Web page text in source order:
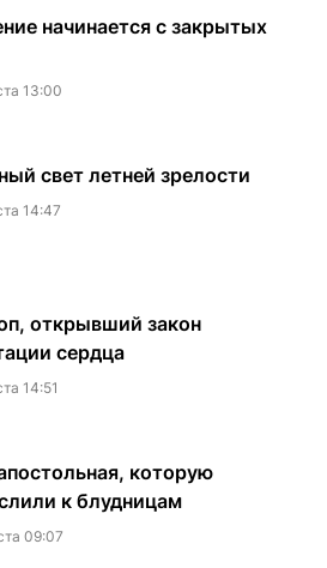
начинается с закрытых
13:00
свет летней зрелости
14:47
открывший закон
сердца
14:51
которую
к блудницам
09:07